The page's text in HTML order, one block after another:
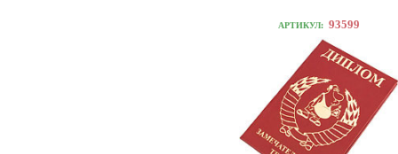
АРТИКУЛ: 93599